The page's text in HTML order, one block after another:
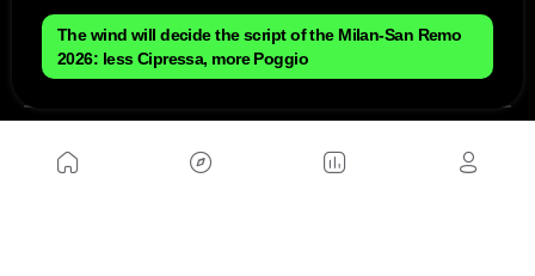
MusickMag
The wind will decide the script of the Milan-San Remo
2026: less Cipressa, more Poggio